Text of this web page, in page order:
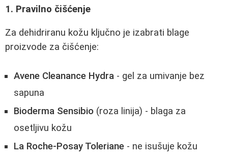
1. Pravilno čišćenje
Za dehidriranu kožu ključno je izabrati blage
proizvode za čišćenje:
Avene Cleanance Hydra - gel za umivanje bez
sapuna
Bioderma Sensibio (roza linija) - blaga za
osetljivu kožu
La Roche-Posay Toleriane - ne isušuje kožu